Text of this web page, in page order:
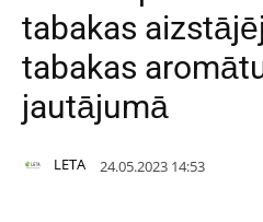
tabakas
tabakas
jautājumā
LETA 24.05.2023 14:53